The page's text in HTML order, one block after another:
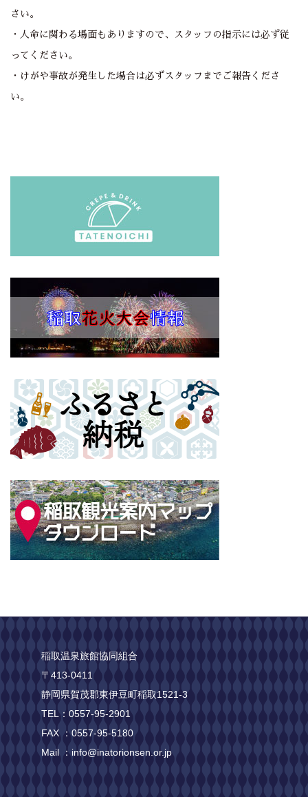
さい。
・人命に関わる場面もありますので、スタッフの指示には必ず従
ってください。
・けがや事故が発生した場合は必ずスタッフまでご報告くださ
い。
稲取温泉旅館協同組合
〒413-0411
静岡県賀茂郡東伊豆町稲取1521-3
TEL：0557-95-2901
FAX ：0557-95-5180
Mail ：info@inatorionsen.or.jp